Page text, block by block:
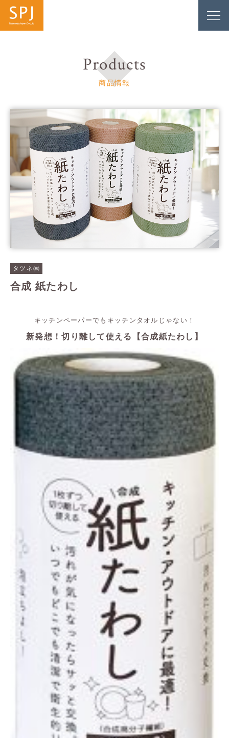
Products
商品情報
タツネ㈱
合成 紙たわし
キッチンペーパーでもキッチンタオルじゃない！
新発想！切り離して使える【合成紙たわし】